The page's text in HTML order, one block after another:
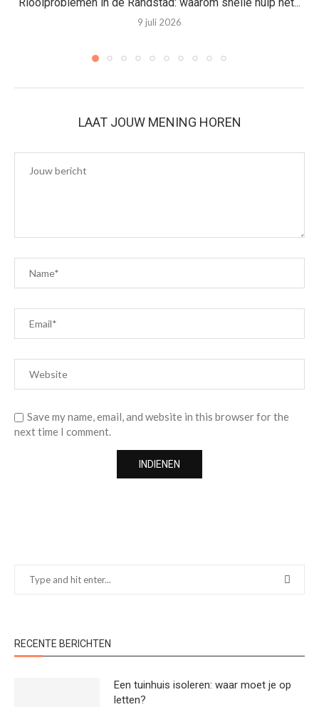
9 juli 2026
LAAT JOUW MENING HOREN
Save my name, email, and website in this browser for the
next time I comment.
RECENTE BERICHTEN
Een tuinhuis isoleren: waar moet je op
letten?